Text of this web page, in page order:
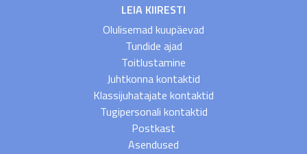
LEIA KIIRESTI
Olulisemad kuupäevad
Tundide ajad
Toitlustamine
Juhtkonna kontaktid
Klassijuhatajate kontaktid
Tugipersonali kontaktid
Postkast
Asendused